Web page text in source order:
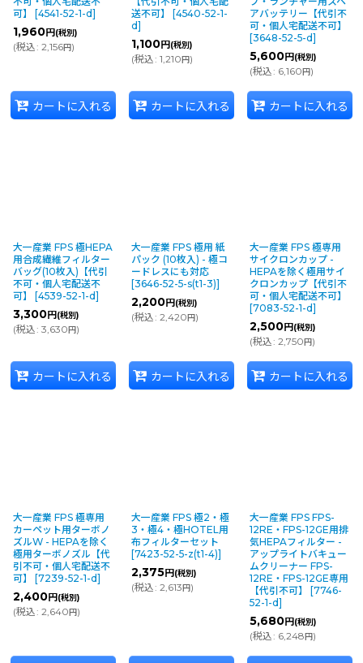
可】
[4541-52-1-d]
1,960円 (税別)
(税込: 2,156円)
カートに入れる
送不可】
[4540-52-1-
d]
1,100円 (税別)
(税込: 1,210 円)
カートに入れる
アバッテリー【代引不
可・個人宅配送不可】
[3648-52-5-d]
5,600円 (税別)
(税込: 6,160 円)
カートに入れる
大一産業 FPS 極HEPA
用合成繊維フィルター
バッグ(10枚入)【代引
不可・個人宅配送不
可】
[4539-52-1-d]
3,300円 (税別)
(税込: 3,630 円)
カートに入れる
大一産業 FPS 極用 紙
パック (10枚入) - 極コ
ードレスにも対応
[3646-52-5-s(t1-3)]
2,200円 (税別)
(税込: 2,420 円)
カートに入れる
大一産業 FPS 極専用
サイクロンカップ -
HEPAを除く極用サイ
クロンカップ【代引不
可・個人宅配送不可】
[7083-52-1-d]
2,500円 (税別)
(税込: 2,750 円)
カートに入れる
大一産業 FPS 極専用
カーペット用ターボノ
ズルW - HEPAを除く
極用ターボノズル【代
引不可・個人宅配送不
可】
[7239-52-1-d]
2,400円 (税別)
(税込: 2,640 円)
大一産業 FPS 極2・極
3・極4・極HOTEL用
布フィルターセット
[7423-52-5-z(t1-4)]
2,375円 (税別)
(税込: 2,613 円)
大一産業 FPS FPS-
12RE・FPS-12GE用排
気HEPAフィルター -
アップライトバキュー
ムクリーナー FPS-
12RE・FPS-12GE専用
【代引不可】
[7746-
52-1-d]
5,680円 (税別)
(税込: 6,248 円)